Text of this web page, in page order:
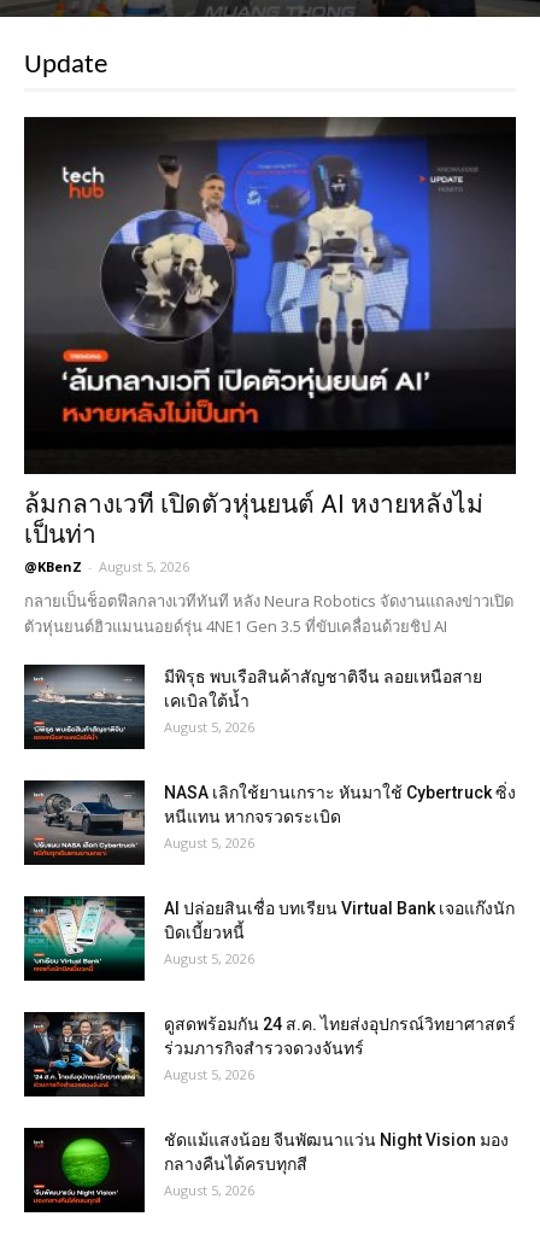
Update
ล้มกลางเวที เปิดตัวหุ่นยนต์ AI หงายหลังไม่
เป็นท่า
@KBenZ - August 5, 2026
กลายเป็นช็อตฟีลกลางเวทีทันที หลัง Neura Robotics จัดงานแถลงข่าวเปิด
ตัวหุ่นยนต์ฮิวแมนนอยด์รุ่น 4NE1 Gen 3.5 ที่ขับเคลื่อนด้วยชิป AI
มีพิรุธ พบเรือสินค้าสัญชาติจีน ลอยเหนือสาย
เคเบิลใต้น้ำ
August 5, 2026
NASA เลิกใช้ยานเกราะ หันมาใช้ Cybertruck ซิ่ง
หนีแทน หากจรวดระเบิด
August 5, 2026
AI ปล่อยสินเชื่อ บทเรียน Virtual Bank เจอแก๊งนัก
บิดเบี้ยวหนี้
August 5, 2026
ดูสดพร้อมกัน 24 ส.ค. ไทยส่งอุปกรณ์วิทยาศาสตร์
ร่วมภารกิจสำรวจดวงจันทร์
August 5, 2026
ชัดแม้แสงน้อย จีนพัฒนาแว่น Night Vision มอง
กลางคืนได้ครบทุกสี
August 5, 2026